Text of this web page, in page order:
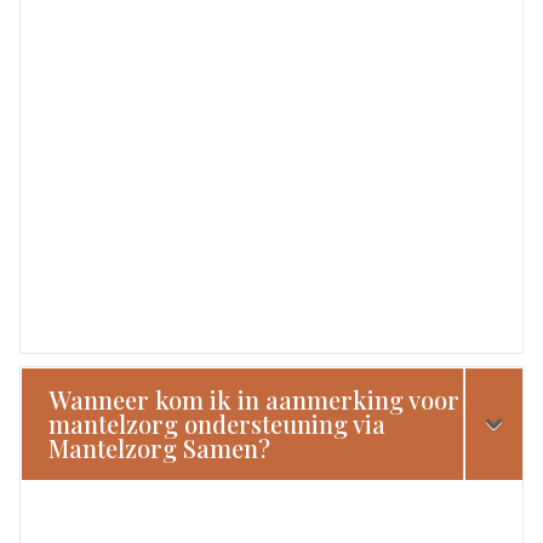
Wanneer kom ik in aanmerking voor
mantelzorg ondersteuning via
Mantelzorg Samen?